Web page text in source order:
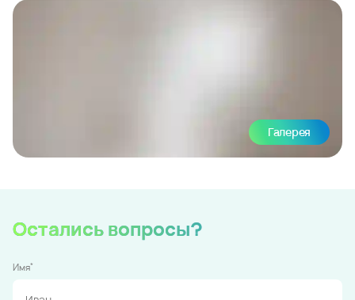
Галерея
Остались вопросы?
Имя*